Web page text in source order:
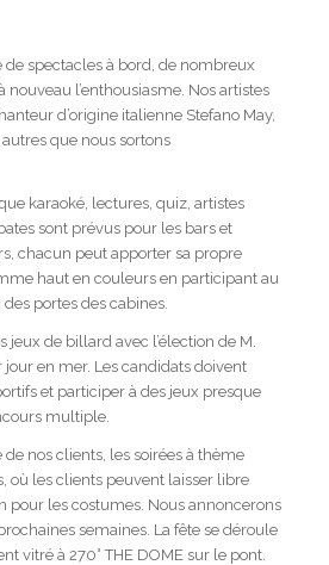
spectacles à bord, de nombreux
l’enthousiasme. Nos artistes
d’origine italienne Stefano May,
que nous sortons
karaoké, lectures, quiz, artistes
sont prévus pour les bars et
chacun peut apporter sa propre
haut en couleurs en participant au
portes des cabines.
de billard avec l’élection de M.
en mer. Les candidats doivent
et participer à des jeux presque
multiple.
nos clients, les soirées à thème
où les clients peuvent laisser libre
pour les costumes. Nous annoncerons
semaines. La fête se déroule
vitré à 270° THE DOME sur le pont.